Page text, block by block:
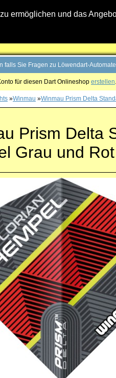
ermöglichen und das
falls Sie Fragen zu Löwendart-
für diesen Dart Onlineshop erstellen.
»Winmau »Winmau Prism Delta
Prism Delta
Grau und Rot